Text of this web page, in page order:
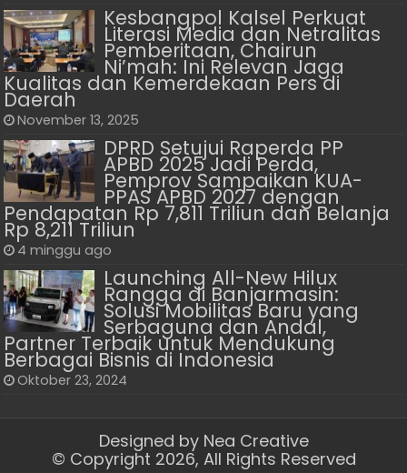
Kesbangpol Kalsel Perkuat
Literasi Media dan Netralitas
Pemberitaan, Chairun
Ni’mah: Ini Relevan Jaga
Kualitas dan Kemerdekaan Pers di
Daerah
November 13, 2025
DPRD Setujui Raperda PP
APBD 2025 Jadi Perda,
Pemprov Sampaikan KUA-
PPAS APBD 2027 dengan
Pendapatan Rp 7,811 Triliun dan Belanja
Rp 8,211 Triliun
4 minggu ago
Launching All-New Hilux
Rangga di Banjarmasin:
Solusi Mobilitas Baru yang
Serbaguna dan Andal,
Partner Terbaik untuk Mendukung
Berbagai Bisnis di Indonesia
Oktober 23, 2024
Designed by Nea Creative
© Copyright 2026, All Rights Reserved